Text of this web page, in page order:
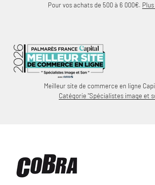
Pour vos achats de 500 à 6 000€.
Meilleur site de commerce en ligne
Catégorie "Spécialistes image et